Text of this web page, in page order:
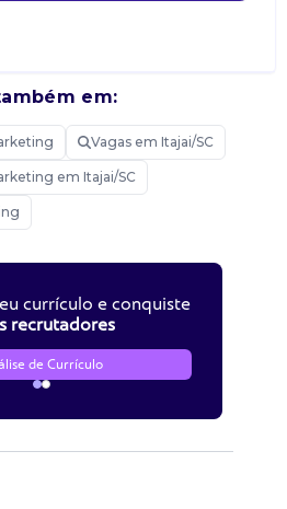
em:
Vagas em Itajai/SC
em Itajai/SC
currículo e conquiste
recrutadores
de Currículo